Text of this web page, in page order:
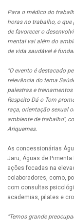
Para o médico do
horas no trabalho, o
de favorecer o
mental vai além do
de vida saudável é
“O evento é destacado
relevância do tema
palestras e treinamentos
Respeito Dá o Tom
raça, orientação sexual
ambiente de trabalho”,
Ariquemes.
As concessionárias
Jaru, Águas de Pimenta
ações focadas na
colaboradores, como,
com consultas
academias, pilates e
“Temos grande